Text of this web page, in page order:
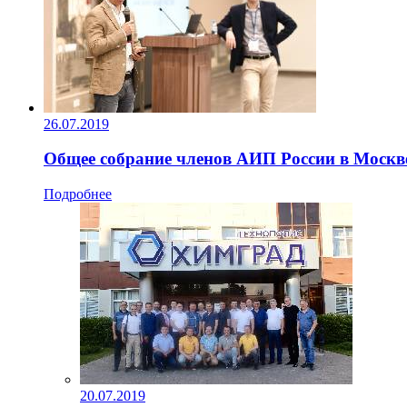
26.07.2019
Общее собрание членов АИП России в
Подробнее
20.07.2019